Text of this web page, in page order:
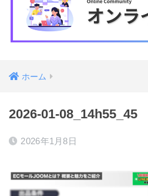
ホーム
2026-01-08_14h55_45
2026年1月8日